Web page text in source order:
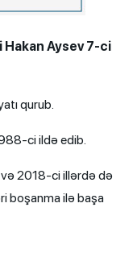
Hakan Aysev 7-ci
qurub.
ci ildə edib.
2018-ci illərdə də
boşanma ilə başa